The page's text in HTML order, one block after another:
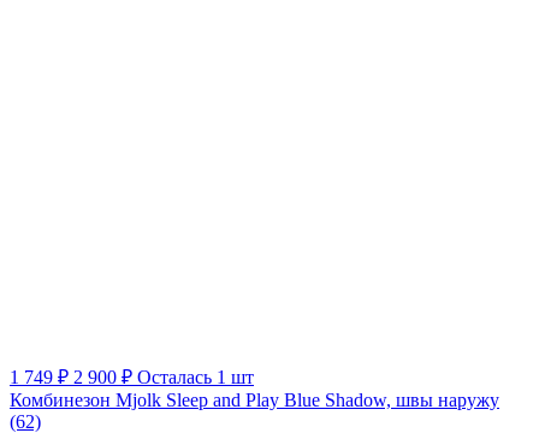
1 749 ₽ 2 900 ₽ Осталась 1 шт
Комбинезон Mjolk Sleep and Play Blue Shadow, швы наружу
(62)